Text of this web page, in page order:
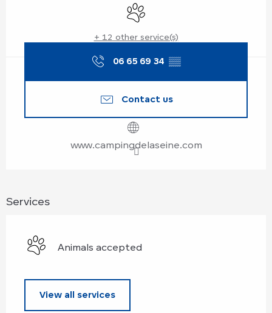
Animals accepted
+ 12 other service(s)
06 65 69 34 ▒▒
Contact us
www.campingdelaseine.com
Services
Animals accepted
View all services